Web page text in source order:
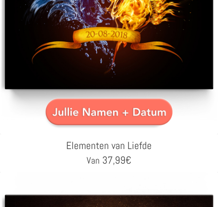
Elementen van Liefde
Van 37,99€